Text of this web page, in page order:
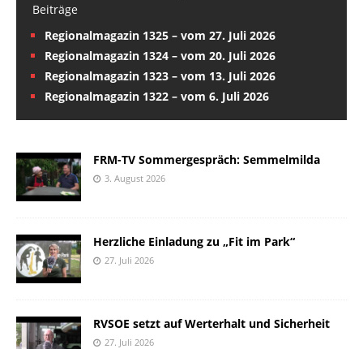
Beiträge
Regionalmagazin 1325 – vom 27. Juli 2026
Regionalmagazin 1324 – vom 20. Juli 2026
Regionalmagazin 1323 – vom 13. Juli 2026
Regionalmagazin 1322 – vom 6. Juli 2026
FRM-TV Sommergespräch: Semmelmilda
3. August 2026
Herzliche Einladung zu „Fit im Park“
27. Juli 2026
RVSOE setzt auf Werterhalt und Sicherheit
27. Juli 2026